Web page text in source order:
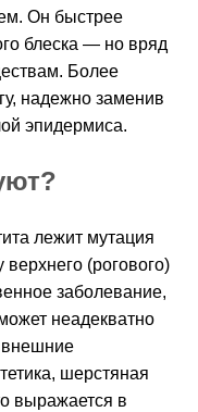
Он быстрее
блеска — но вряд
Более
надежно заменив
эпидермиса.
лежит мутация
верхнего (рогового)
заболевание,
неадекватно
внешние
шерстяная
выражается в